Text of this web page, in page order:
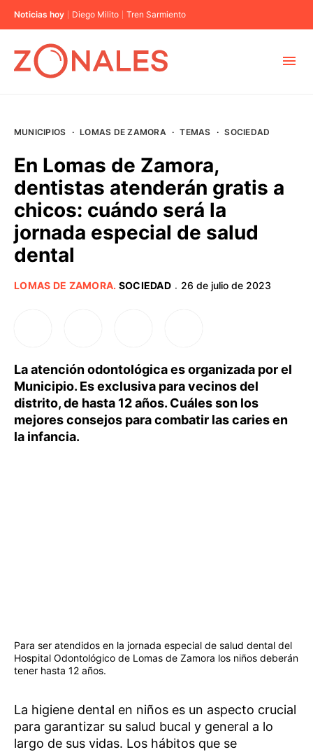
Noticias hoy Diego Milito Tren Sarmiento
BUENOS AIRES
PROVINCIAS
MUNICIPIOS · LOMAS DE ZAMORA · TEMAS · SOCIEDAD
En Lomas de Zamora,
dentistas atenderán gratis a
chicos: cuándo será la
jornada especial de salud
dental
LOMAS DE ZAMORA. SOCIEDAD · 26 de julio de 2023
La atención odontológica es organizada por el
Municipio. Es exclusiva para vecinos del
distrito, de hasta 12 años. Cuáles son los
mejores consejos para combatir las caries en
la infancia.
Para ser atendidos en la jornada especial de salud dental del
Hospital Odontológico de Lomas de Zamora los niños deberán
tener hasta 12 años.
La higiene dental en niños es un aspecto crucial
para garantizar su salud bucal y general a lo
largo de sus vidas. Los hábitos que se